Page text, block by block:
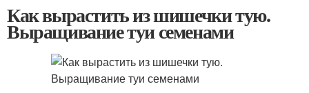
Как вырастить из шишечки тую.
Выращивание туи семенами